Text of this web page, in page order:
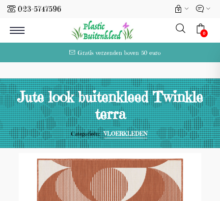
023-5747596
0
Gratis verzenden boven 50 euro
Jute look buitenkleed Twinkle
terra
Categorieën: VLOERKLEDEN
i